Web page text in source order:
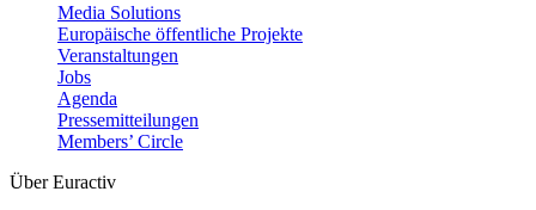
Media Solutions
Europäische öffentliche Projekte
Veranstaltungen
Jobs
Agenda
Pressemitteilungen
Members’ Circle
Über Euractiv